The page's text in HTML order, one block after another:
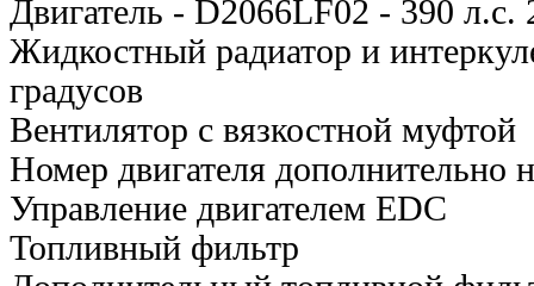
Двигатель - D2066LF02 - 390
Жидкостный радиатор и
градусов
Вентилятор с вязкостной муфтой
Номер двигателя дополнительно
Управление двигателем EDC
Топливный фильтр